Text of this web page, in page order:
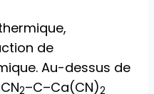
de
Au-dessus de
2–C–Ca(CN)2